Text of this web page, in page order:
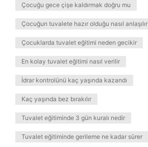
Çocuğu gece çişe kaldırmak doğru mu
Çocuğun tuvalete hazır olduğu nasıl anlaşılır
Çocuklarda tuvalet eğitimi neden gecikir
En kolay tuvalet eğitimi nasıl verilir
İdrar kontrolünü kaç yaşında kazandı
Kaç yaşında bez bırakılır
Tuvalet eğitiminde 3 gün kuralı nedir
Tuvalet eğitiminde gerileme ne kadar sürer